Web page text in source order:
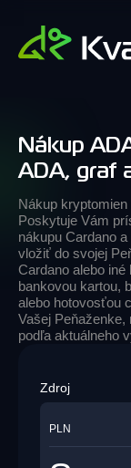
Nákup
ADA, graf
Nákup
Poskytuje Vám
nákupu Cardano
vložiť do svojej
Cardano alebo
bankovou kartou,
alebo hotovosťou
Vašej
podľa aktuálneho
Zdroj
PLN